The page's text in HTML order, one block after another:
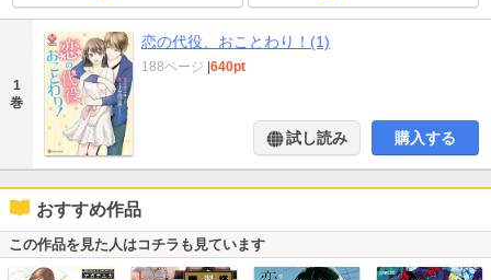
1
巻
恋の代役、おことわり！(1)
188ページ |640pt
試し読み 購入する
おすすめ作品
この作品を見た人はコチラも見ています